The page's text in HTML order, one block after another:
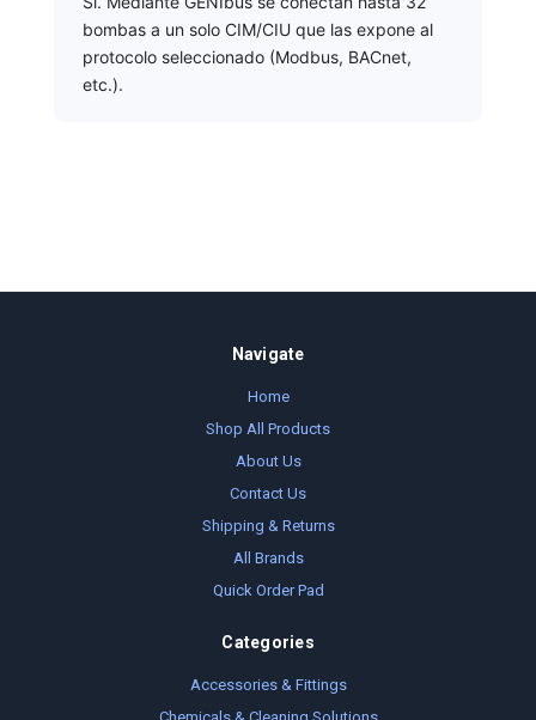
bombas a un solo CIM/CIU que las expone al
protocolo seleccionado (Modbus, BACnet,
etc.).
Navigate
Home
Shop All Products
About Us
Contact Us
Shipping & Returns
All Brands
Quick Order Pad
Categories
Accessories & Fittings